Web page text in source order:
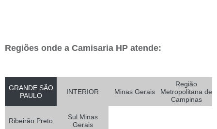
Regiões onde a Camisaria HP atende:
GRANDE SÃO
PAULO
INTERIOR Minas Gerais
Região
Metropolitana de
Campinas
Ribeirão Preto
Sul Minas
Gerais